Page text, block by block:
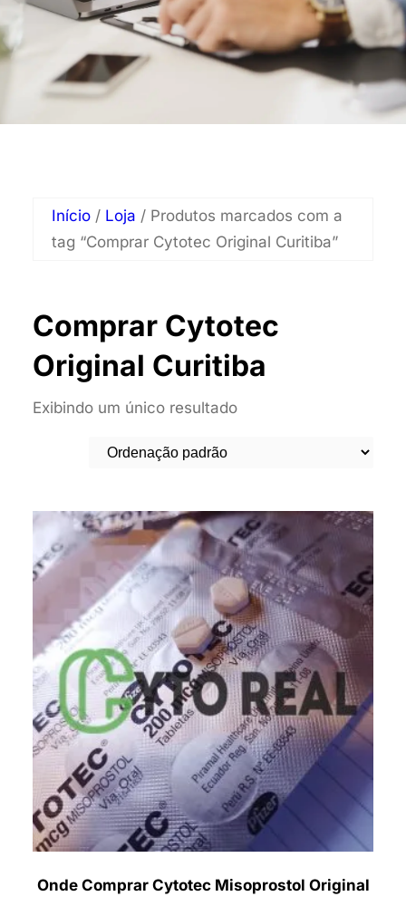
Início / Loja / Produtos marcados com a
tag “Comprar Cytotec Original Curitiba”
Comprar Cytotec
Original Curitiba
Exibindo um único resultado
Onde Comprar Cytotec Misoprostol Original